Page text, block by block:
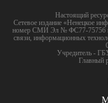
Настоящий
Сетевое издание «Ненецкое
номер СМИ Эл № ФС77-75756
связи, информационных
Учредитель -
Главный